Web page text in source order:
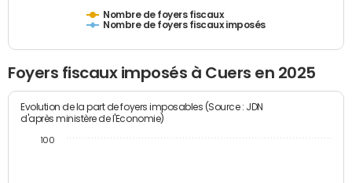
Nombre de foyers fiscaux
Nombre de foyers fiscaux imposés
Foyers fiscaux imposés à Cuers en 2025
Evolution de la part de foyers imposables (Source : JDN
d'après ministère de l'Economie)
100